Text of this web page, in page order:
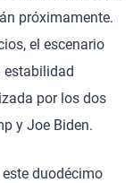
próximamente.
el escenario
estabilidad
por los dos
y Joe Biden.
este duodécimo